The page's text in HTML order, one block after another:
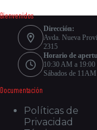
Bienvenidos
Dirección:
Avda. Nueva
2315
Horario de
10:30 AM a 19:00
Sábados de
Documentación
Políticas de
Privacidad